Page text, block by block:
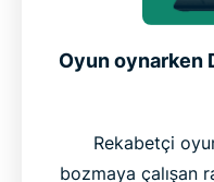
Oyun oynarken
Rekabetçi
bozmaya çalışan